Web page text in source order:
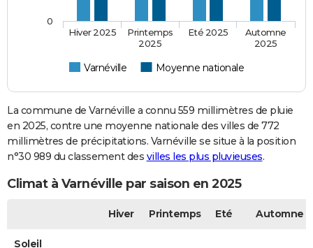
Varnéville Moyenne nationale
Hiver 2025
Printemps
2025
Eté 2025
Automne
2025
0
La commune de Varnéville a connu 559 millimètres de pluie
en 2025, contre une moyenne nationale des villes de 772
millimètres de précipitations. Varnéville se situe à la position
n°30 989 du classement des villes les plus pluvieuses.
Climat à Varnéville par saison en 2025
Hiver Printemps Eté Automne
Soleil